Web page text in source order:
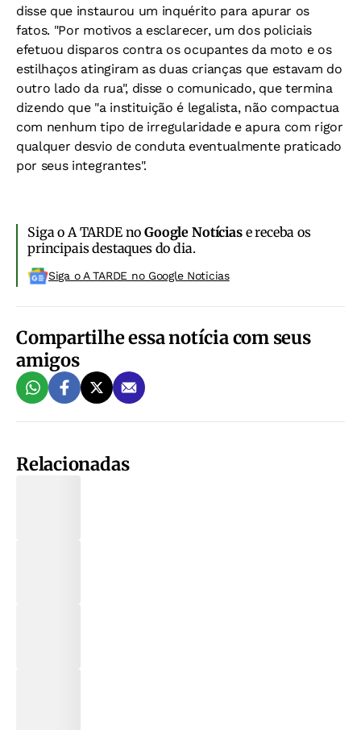
disse que instaurou um inquérito para apurar os
fatos. "Por motivos a esclarecer, um dos policiais
efetuou disparos contra os ocupantes da moto e os
estilhaços atingiram as duas crianças que estavam do
outro lado da rua", disse o comunicado, que termina
dizendo que "a instituição é legalista, não compactua
com nenhum tipo de irregularidade e apura com rigor
qualquer desvio de conduta eventualmente praticado
por seus integrantes".
Siga o A TARDE noGoogle Notíciase receba os
principais destaques do dia.
Siga o A TARDE no Google Noticias
Compartilhe essa notícia com seus
amigos
Relacionadas